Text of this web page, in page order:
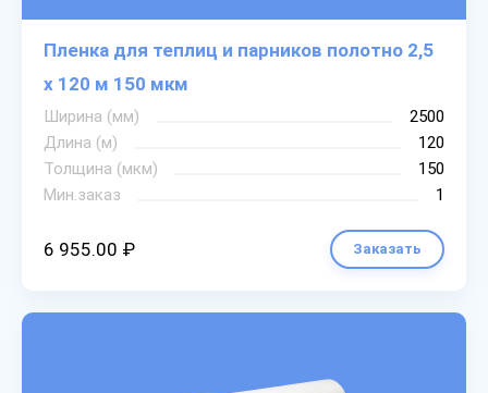
Пленка для теплиц и парников полотно 2,5
х 120 м 150 мкм
Ширина (мм)
2500
Длина (м)
120
Толщина (мкм)
150
Мин.заказ
1
6 955.00 ₽ Заказать